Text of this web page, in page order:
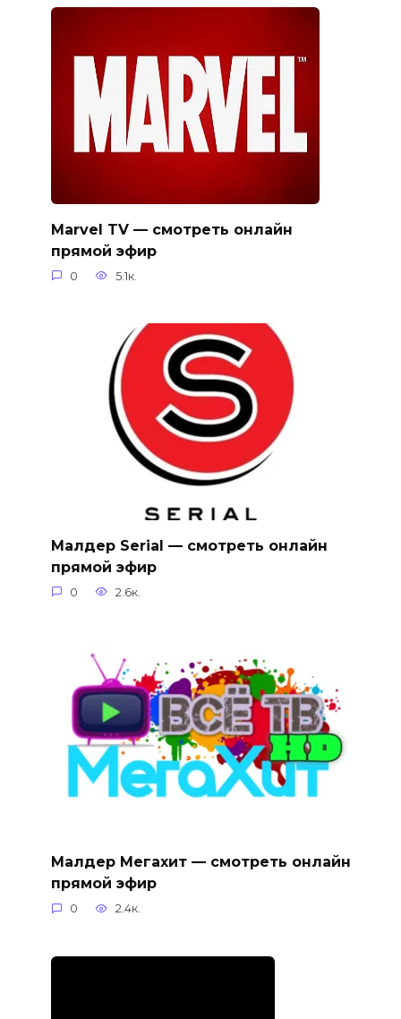
Marvel TV — смотреть онлайн
прямой эфир
0 5.1к.
Малдер Serial — смотреть онлайн
прямой эфир
0 2.6к.
Малдер Мегахит — смотреть онлайн
прямой эфир
0 2.4к.